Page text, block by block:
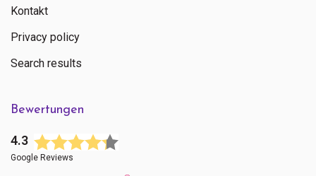
Kontakt
Privacy policy
Search results
Bewertungen
4.3
Google Reviews